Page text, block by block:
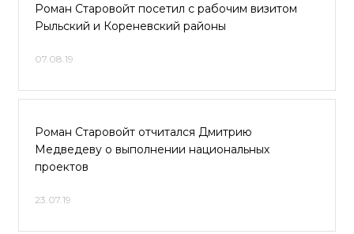
Роман Старовойт посетил с рабочим визитом
Рыльский и Кореневский районы
07.08.19
Роман Старовойт отчитался Дмитрию
Медведеву о выполнении национальных
проектов
23.07.19